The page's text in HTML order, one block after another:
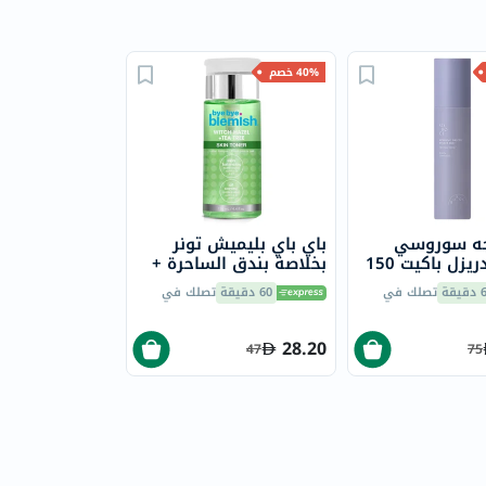
40% خصم
باي باي بليميش تونر
بخلاصة بندق الساحرة +
شجرة الشاي لموازنة
البشرة 130 مل60 دقيقة تصلك في
28.20
47
سوروسي
مورنينغ دريزل باكيت 150
تصلك في
75